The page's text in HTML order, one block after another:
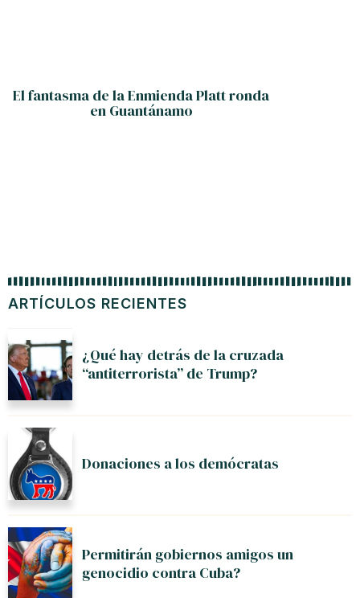
ARTÍCULOS RECIENTES
¿Qué hay detrás de la cruzada
“antiterrorista” de Trump?
Donaciones a los demócratas
Permitirán gobiernos amigos un
genocidio contra Cuba?
El fantasma de la Enmienda Platt ronda
en Guantánamo